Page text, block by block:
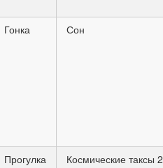
Гонка Сон
Прогулка Космические таксы 2